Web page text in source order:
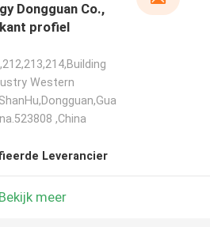
Dongguan Co.,
profiel
Western
,China
Leverancier
Bekijk meer